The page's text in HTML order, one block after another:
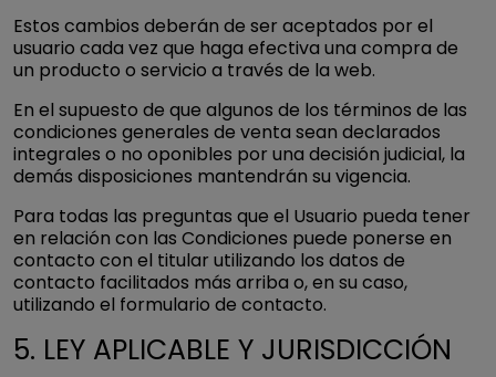
Estos cambios deberán de ser aceptados por el
usuario cada vez que haga efectiva una compra de
un producto o servicio a través de la web.
En el supuesto de que algunos de los términos de las
condiciones generales de venta sean declarados
integrales o no oponibles por una decisión judicial, la
demás disposiciones mantendrán su vigencia.
Para todas las preguntas que el Usuario pueda tener
en relación con las Condiciones puede ponerse en
contacto con el titular utilizando los datos de
contacto facilitados más arriba o, en su caso,
utilizando el formulario de contacto.
5. LEY APLICABLE Y JURISDICCIÓN